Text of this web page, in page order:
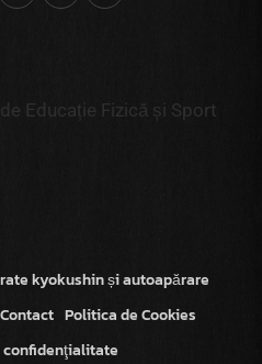
kyokushin și autoapărare
Contact Politica de Cookies